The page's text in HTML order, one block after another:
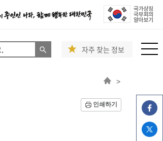
자주 찾는 정보
>
인쇄하기